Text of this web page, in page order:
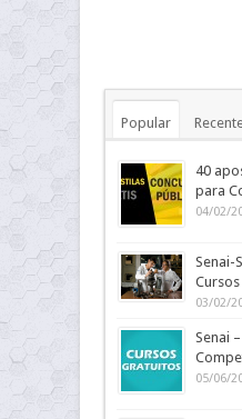
Popular
40
para
04/02/
Senai-
03/02/
Senai
05/06/